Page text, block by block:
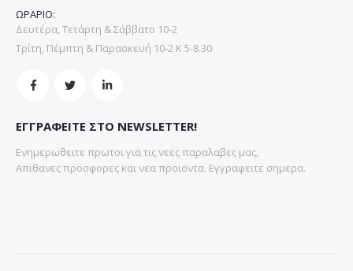
ΩΡΑΡΙΟ:
Δευτέρα, Τετάρτη & Σάββατο 10-2
Τρίτη, Πέμπτη & Παρασκευή 10-2 Κ 5-8.30
ΕΓΓΡΑΦΕΙΤΕ ΣΤΟ NEWSLETTER!
Ενημερωθειτε πρωτοι για τις νεες παραλαβες μας,
Απιθανες προσφορες και νεα προιοντα. Εγγραφειτε σημερα.